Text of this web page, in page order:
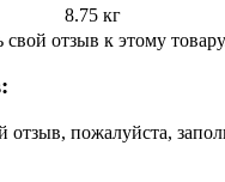
8.75 кг
отзыв к этому
отзыв, пожалуйста,